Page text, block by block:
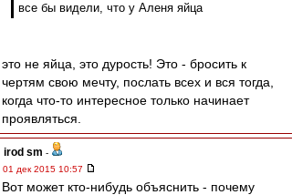
все бы видели, что у Аленя яйца
это не яйца, это дурость! Это - бросить к
чертям свою мечту, послать всех и вся тогда,
когда что-то интересное только начинает
проявляться.
irod sm -
01 дек 2015 10:57
Вот может кто-нибудь объяснить - почему